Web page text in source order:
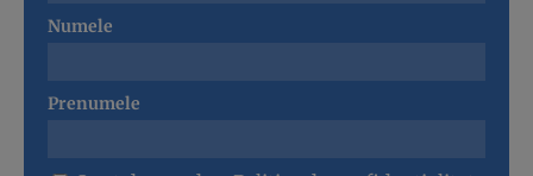
Numele
Prenumele